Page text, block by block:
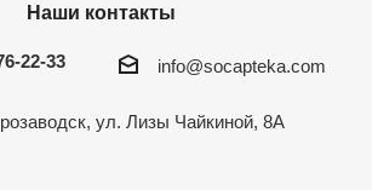
Наши контакты
22-33 info@socapteka.com
ул. Лизы Чайкиной, 8А